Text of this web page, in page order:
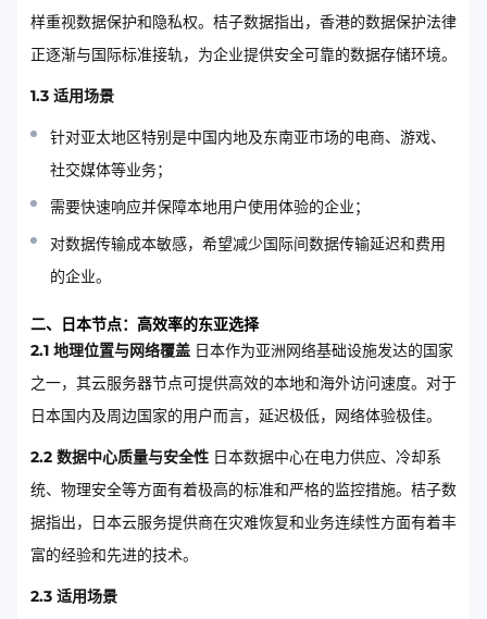
样重视数据保护和隐私权。桔子数据指出，香港的数据保护法律
正逐渐与国际标准接轨，为企业提供安全可靠的数据存储环境。
1.3 适用场景
针对亚太地区特别是中国内地及东南亚市场的电商、游戏、
社交媒体等业务；
需要快速响应并保障本地用户使用体验的企业；
对数据传输成本敏感，希望减少国际间数据传输延迟和费用
的企业。
二、日本节点：高效率的东亚选择
2.1 地理位置与网络覆盖 日本作为亚洲网络基础设施发达的国家
之一，其云服务器节点可提供高效的本地和海外访问速度。对于
日本国内及周边国家的用户而言，延迟极低，网络体验极佳。
2.2 数据中心质量与安全性 日本数据中心在电力供应、冷却系
统、物理安全等方面有着极高的标准和严格的监控措施。桔子数
据指出，日本云服务提供商在灾难恢复和业务连续性方面有着丰
富的经验和先进的技术。
2.3 适用场景